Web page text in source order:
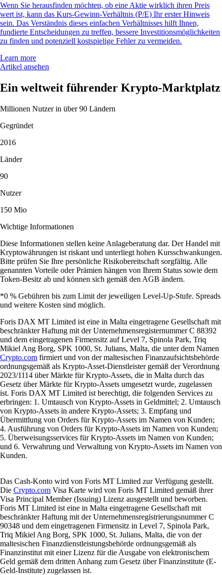
Wenn Sie herausfinden möchten, ob eine Aktie wirklich ihren Preis
wert ist, kann das Kurs-Gewinn-Verhältnis (P/E) Ihr erster Hinweis
sein. Das Verständnis dieses einfachen Verhältnisses hilft Ihnen,
fundierte Entscheidungen zu treffen, bessere Investitionsmöglichkeiten
zu finden und potenziell kostspielige Fehler zu vermeiden.
Learn more
Artikel ansehen
Ein weltweit führender Krypto-Marktplatz
Millionen Nutzer in über 90 Ländern
Gegründet
2016
Länder
90
Nutzer
150 Mio
Wichtige Informationen
Diese Informationen stellen keine Anlageberatung dar. Der Handel mit
Kryptowährungen ist riskant und unterliegt hohen Kursschwankungen.
Bitte prüfen Sie Ihre persönliche Risikobereitschaft sorgfältig. Alle
genannten Vorteile oder Prämien hängen von Ihrem Status sowie dem
Token-Besitz ab und können sich gemäß den AGB ändern.
*0 % Gebühren bis zum Limit der jeweiligen Level-Up-Stufe. Spreads
und weitere Kosten sind möglich.
Foris DAX MT Limited ist eine in Malta eingetragene Gesellschaft mit
beschränkter Haftung mit der Unternehmensregisternummer C 88392
und dem eingetragenen Firmensitz auf Level 7, Spinola Park, Triq
Mikiel Ang Borg, SPK 1000, St. Julians, Malta, die unter dem Namen
Crypto.com firmiert und von der maltesischen Finanzaufsichtsbehörde
ordnungsgemäß als Krypto-Asset-Dienstleister gemäß der Verordnung
2023/1114 über Märkte für Krypto-Assets, die in Malta durch das
Gesetz über Märkte für Krypto-Assets umgesetzt wurde, zugelassen
ist. Foris DAX MT Limited ist berechtigt, die folgenden Services zu
erbringen: 1. Umtausch von Krypto-Assets in Geldmittel; 2. Umtausch
von Krypto-Assets in andere Krypto-Assets; 3. Empfang und
Übermittlung von Orders für Krypto-Assets im Namen von Kunden;
4. Ausführung von Orders für Krypto-Assets im Namen von Kunden;
5. Überweisungsservices für Krypto-Assets im Namen von Kunden;
und 6. Verwahrung und Verwaltung von Krypto-Assets im Namen von
Kunden.
Das Cash-Konto wird von Foris MT Limited zur Verfügung gestellt.
Die Crypto.com Visa Karte wird von Foris MT Limited gemäß ihrer
Visa Principal Member (Issuing) Lizenz ausgestellt und beworben.
Foris MT Limited ist eine in Malta eingetragene Gesellschaft mit
beschränkter Haftung mit der Unternehmensregistrierungsnummer C
90348 und dem eingetragenen Firmensitz in Level 7, Spinola Park,
Triq Mikiel Ang Borg, SPK 1000, St. Julians, Malta, die von der
maltesischen Finanzdienstleistungsbehörde ordnungsgemäß als
Finanzinstitut mit einer Lizenz für die Ausgabe von elektronischem
Geld gemäß dem dritten Anhang zum Gesetz über Finanzinstitute (E-
Geld-Institute) zugelassen ist.